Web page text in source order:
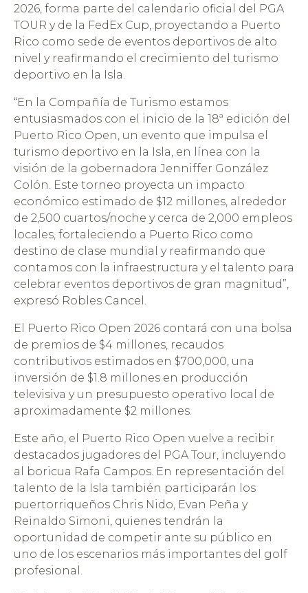
2026, forma parte del calendario oficial del PGA
TOUR y de la FedEx Cup, proyectando a Puerto
Rico como sede de eventos deportivos de alto
nivel y reafirmando el crecimiento del turismo
deportivo en la Isla.
“En la Compañía de Turismo estamos
entusiasmados con el inicio de la 18ª edición del
Puerto Rico Open, un evento que impulsa el
turismo deportivo en la Isla, en línea con la
visión de la gobernadora Jenniffer González
Colón. Este torneo proyecta un impacto
económico estimado de $12 millones, alrededor
de 2,500 cuartos/noche y cerca de 2,000 empleos
locales, fortaleciendo a Puerto Rico como
destino de clase mundial y reafirmando que
contamos con la infraestructura y el talento para
celebrar eventos deportivos de gran magnitud”,
expresó Robles Cancel.
El Puerto Rico Open 2026 contará con una bolsa
de premios de $4 millones, recaudos
contributivos estimados en $700,000, una
inversión de $1.8 millones en producción
televisiva y un presupuesto operativo local de
aproximadamente $2 millones.
Este año, el Puerto Rico Open vuelve a recibir
destacados jugadores del PGA Tour, incluyendo
al boricua Rafa Campos. En representación del
talento de la Isla también participarán los
puertorriqueños Chris Nido, Evan Peña y
Reinaldo Simoni, quienes tendrán la
oportunidad de competir ante su público en
uno de los escenarios más importantes del golf
profesional.